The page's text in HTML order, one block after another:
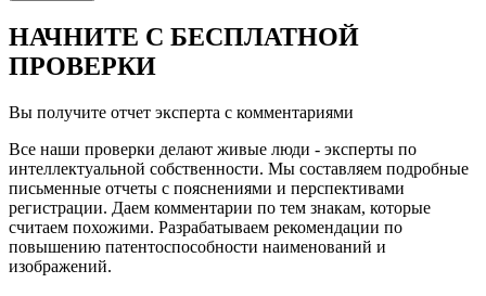
НАЧНИТЕ С БЕСПЛАТНОЙ
ПРОВЕРКИ
Вы получите отчет эксперта с комментариями
Все наши проверки делают живые люди - эксперты по
интеллектуальной собственности. Мы составляем подробные
письменные отчеты с пояснениями и перспективами
регистрации. Даем комментарии по тем знакам, которые
считаем похожими. Разрабатываем рекомендации по
повышению патентоспособности наименований и
изображений.